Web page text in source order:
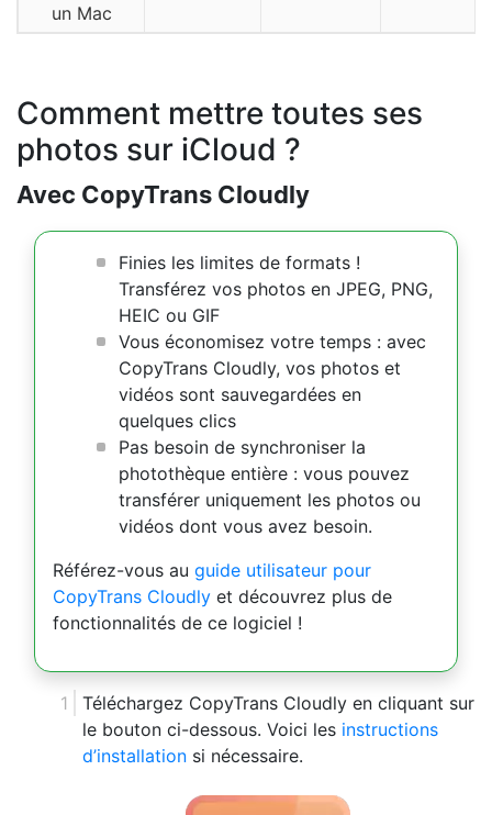
un Mac
Comment mettre toutes ses
photos sur iCloud ?
Avec CopyTrans Cloudly
Finies les limites de formats !
Transférez vos photos en JPEG, PNG,
HEIC ou GIF
Vous économisez votre temps : avec
CopyTrans Cloudly, vos photos et
vidéos sont sauvegardées en
quelques clics
Pas besoin de synchroniser la
photothèque entière : vous pouvez
transférer uniquement les photos ou
vidéos dont vous avez besoin.
Référez-vous au guide utilisateur pour
CopyTrans Cloudly et découvrez plus de
fonctionnalités de ce logiciel !
Téléchargez CopyTrans Cloudly en cliquant sur
le bouton ci-dessous. Voici les instructions
d’installation si nécessaire.